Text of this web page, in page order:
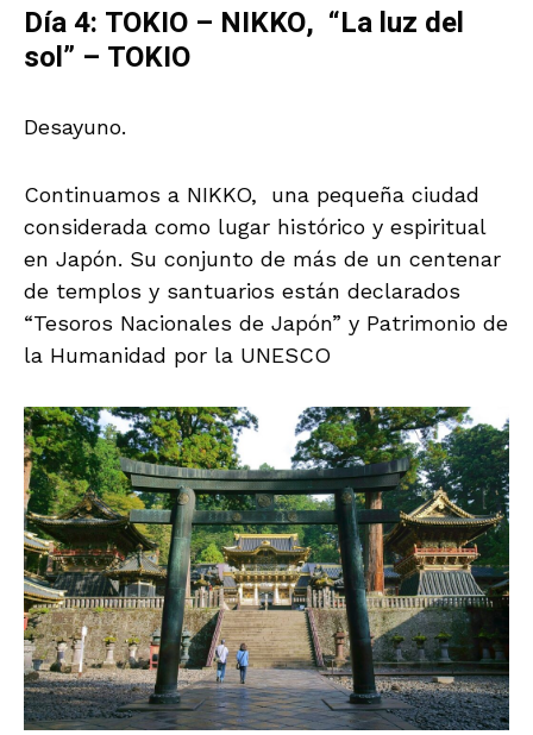
Día 4: TOKIO – NIKKO, “La luz del
sol” – TOKIO
Desayuno.
Continuamos a NIKKO, una pequeña ciudad
considerada como lugar histórico y espiritual
en Japón. Su conjunto de más de un centenar
de templos y santuarios están declarados
“Tesoros Nacionales de Japón” y Patrimonio de
la Humanidad por la UNESCO